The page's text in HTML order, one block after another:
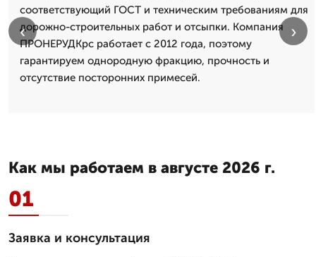
соответствующий ГОСТ и техническим требованиям для
дорожно-строительных работ и отсыпки. Компания
ПРОНЕРУДКрс работает с 2012 года, поэтому
гарантируем однородную фракцию, прочность и
отсутствие посторонних примесей.
‹ ›
Как мы работаем в августе 2026 г.
01
Заявка и консультация